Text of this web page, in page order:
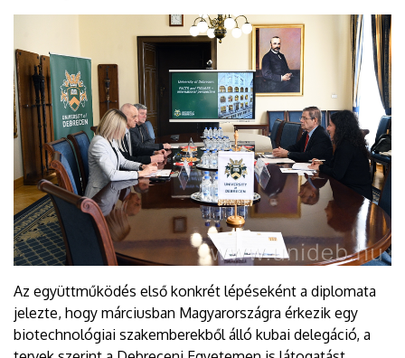
Az együttműködés első konkrét lépéseként a diplomata
jelezte, hogy márciusban Magyarországra érkezik egy
biotechnológiai szakemberekből álló kubai delegáció, a